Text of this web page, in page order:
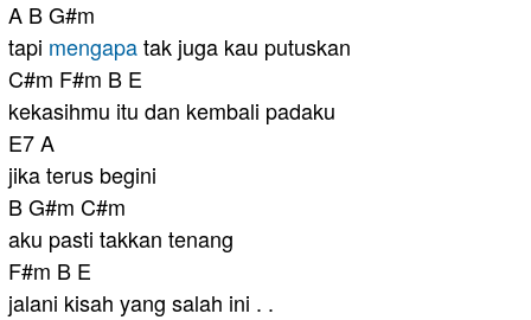
A B G#m
tapi mengapatak juga kau putuskan
C#m F#m B E
kekasihmu itu dan kembali padaku
E7 A
jika terus begini
B G#m C#m
aku pasti takkan tenang
F#m B E
jalani kisah yang salah ini . .